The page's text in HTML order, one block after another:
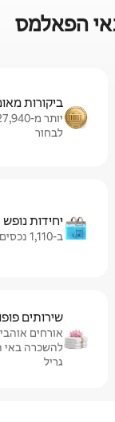
הפאלמס
ביקורות
לבחור
יחידות
ב-1,110 נכסים יש בריכות
שירותים
אורחים
להשכרה באי
גריל